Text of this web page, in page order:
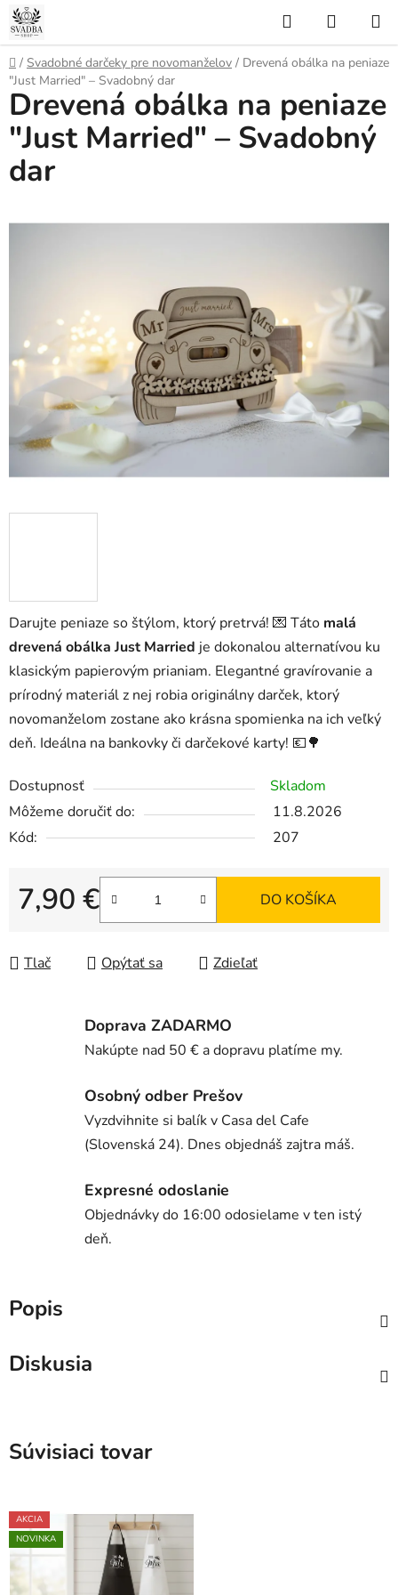
Prejsť
na
obsah
Hľadať
KOŠÍK
Domov
/ Svadobné darčeky pre novomanželov / Drevená obálka na peniaze
"Just Married" – Svadobný dar
Darujte peniaze so štýlom, ktorý pretrvá! 💌 Táto malá
drevená obálka Just Married je dokonalou alternatívou ku
klasickým papierovým prianiam. Elegantné gravírovanie a
prírodný materiál z nej robia originálny darček, ktorý
novomanželom zostane ako krásna spomienka na ich veľký
deň. Ideálna na bankovky či darčekové karty! 💶🌳
Dostupnosť
Skladom
Môžeme doručiť do:
11.8.2026
Kód:
207
7,90 €
Jednotková cena:
DO KOŠÍKA
Tlač Opýtať sa Zdieľať
Drevená obálka na peniaze
"Just Married" – Svadobný
dar
Doprava ZADARMO
Nakúpte nad 50 € a dopravu platíme my.
Osobný odber Prešov
Vyzdvihnite si balík v Casa del Cafe
(Slovenská 24). Dnes objednáš zajtra máš.
Expresné odoslanie
Objednávky do 16:00 odosielame v ten istý
deň.
Popis
Diskusia
Súvisiaci tovar
AKCIA
NOVINKA